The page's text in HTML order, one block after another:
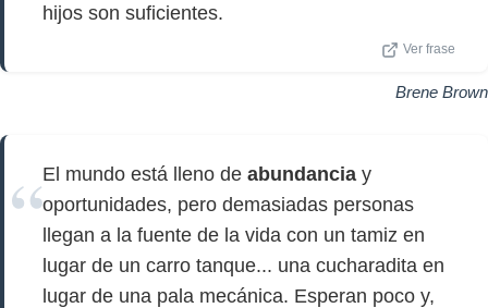
hijos son suficientes.
Ver frase
Brene Brown
El mundo está lleno de abundancia y
oportunidades, pero demasiadas personas
llegan a la fuente de la vida con un tamiz en
lugar de un carro tanque... una cucharadita en
lugar de una pala mecánica. Esperan poco y,